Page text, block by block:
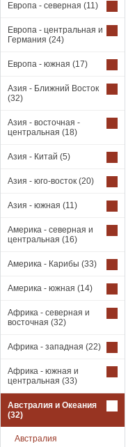
Европа - северная (11)
Европа - центральная и
Германия (24)
Европа - южная (17)
Азия - Ближний Восток
(32)
Азия - восточная -
центральная (18)
Азия - Китай (5)
Азия - юго-восток (20)
Азия - южная (11)
Америка - северная и
центральная (16)
Америка - Карибы (33)
Америка - южная (14)
Африка - северная и
восточная (32)
Африка - западная (22)
Африка - южная и
центральная (33)
Австралия и Океания
(32)
Австралия